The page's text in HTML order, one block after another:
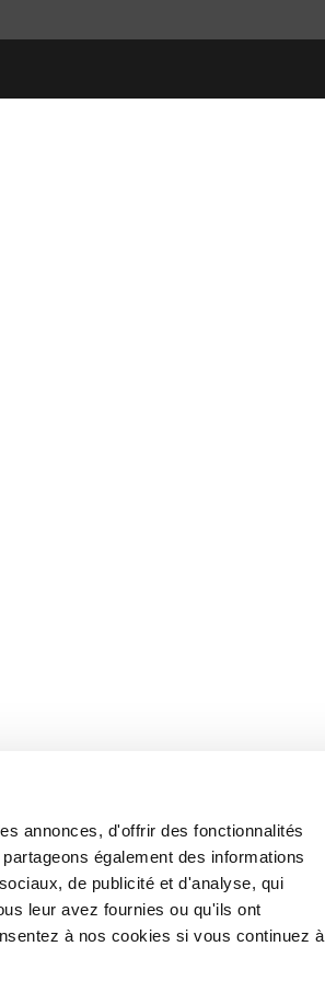
annonces, d'offrir des fonctionnalités
également des informations
de publicité et d'analyse, qui
leur avez fournies ou qu'ils ont
à nos cookies si vous continuez à